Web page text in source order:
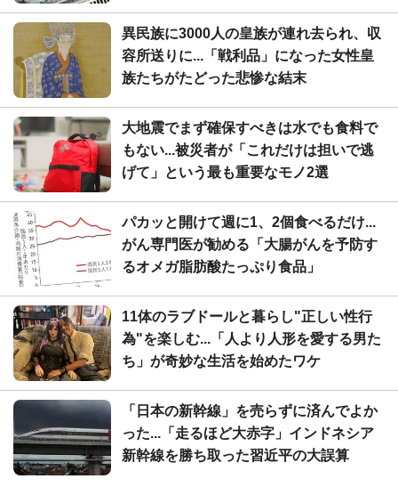
異民族に3000人の皇族が連れ去られ、収
容所送りに...「戦利品」になった女性皇
族たちがたどった悲惨な結末
大地震でまず確保すべきは水でも食料で
もない...被災者が「これだけは担いで逃
げて」という最も重要なモノ2選
パカッと開けて週に1、2個食べるだけ...
がん専門医が勧める「大腸がんを予防す
るオメガ脂肪酸たっぷり食品」
11体のラブドールと暮らし"正しい性行
為"を楽しむ...「人より人形を愛する男た
ち」が奇妙な生活を始めたワケ
「日本の新幹線」を売らずに済んでよか
った...「走るほど大赤字」インドネシア
新幹線を勝ち取った習近平の大誤算